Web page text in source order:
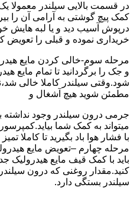
در قسمت بالایی سیلندر معمولا
کمک پیچ گوشتی به آرامی آن را
درپوش آسیب دید و یا لبه هایش
خریداری نموده و قبلی را تعویض
مرحله سوم-خالی کردن مایع
و جک را برگردانید تا تمام مایع
شود.وقتی سیلندر کاملا خالی
مطمئن شوید هیچ آشغال و
جرمی درون سیلندر وجود
میتواند به کمک شما
با فشار هوا باد بگیرید تا کاملا
مرحله چهارم –تعویض مایع
باید با کمک قیف مایع هیدرولیک
کنید.مقدار روغنی که درون
سیلندر بستگی دارد.